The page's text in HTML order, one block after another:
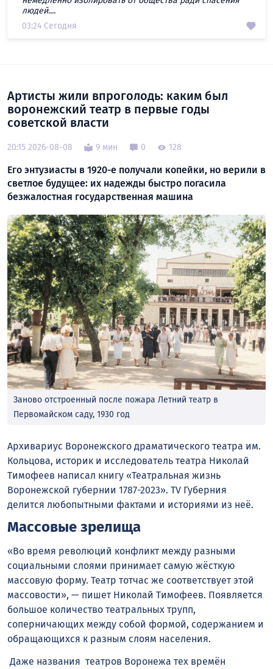
людей....
03:24 Сегодня
Артисты жили впроголодь: каким был
воронежский театр в первые годы
советской власти
20:15 2026-08-08 9 мин 0 128
Его энтузиасты в 1920-е получали копейки, но верили в
светлое будущее: их надежды быстро погасила
безжалостная государственная машина
Заново отстроенный после пожара Летний театр в
Первомайском саду, 1930 год
Архивариус Воронежского драматического театра им.
Кольцова, историк и исследователь театра Николай
Тимофеев написал книгу «Театральная жизнь
Воронежской губернии 1787-2023». TV Губерния
делится любопытными фактами и историями из неё.
Массовые зрелища
«Во время революций конфликт между разными
социальными слоями принимает самую жёсткую
массовую форму. Театр тотчас же соответствует этой
массовости», — пишет Николай Тимофеев. Появляется
большое количество театральных трупп,
соперничающих между собой формой, содержанием и
обращающихся к разным слоям населения.
Даже названия театров Воронежа тех времён